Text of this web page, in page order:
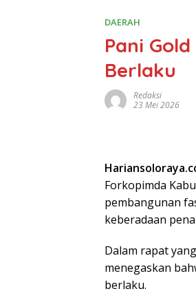
DAERAH
Pani
Berlaku
Redaksi
23 Mei 2026
Forkopimda
pembangunan
keberadaan
Dalam rapat
menegaskan
berlaku.